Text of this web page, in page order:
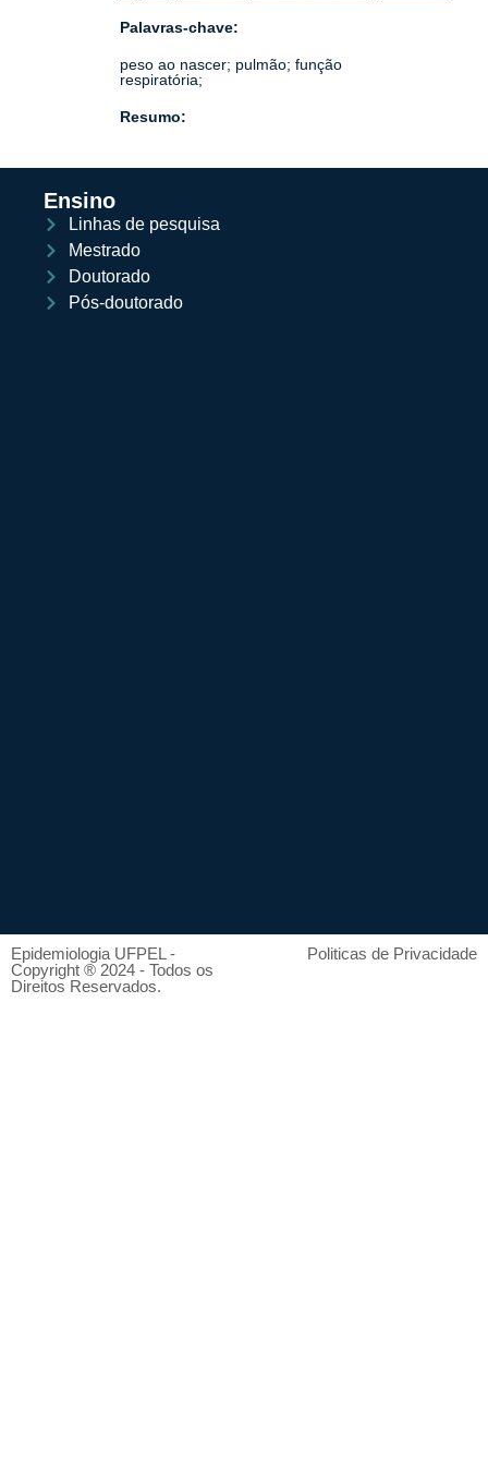
Palavras-chave:
peso ao nascer; pulmão; função
respiratória;
Resumo:
Ensino
Linhas de pesquisa
Mestrado
Doutorado
Pós-doutorado
Epidemiologia UFPEL -
Copyright ® 2024 - Todos os
Direitos Reservados.
Politicas de Privacidade